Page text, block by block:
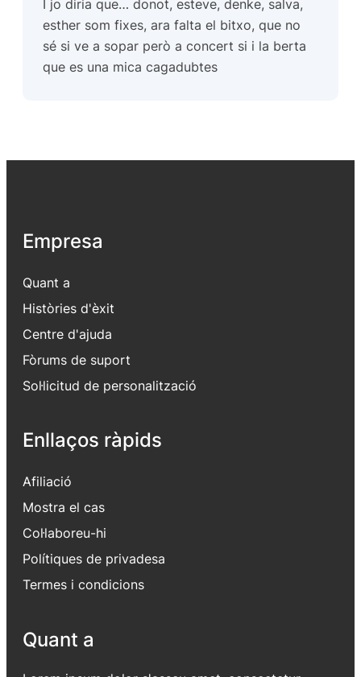
I jo diria que… donot, esteve, denke, salva,
esther som fixes, ara falta el bitxo, que no
sé si ve a sopar però a concert si i la berta
que es una mica cagadubtes
Empresa
Quant a
Històries d'èxit
Centre d'ajuda
Fòrums de suport
Sol·licitud de personalització
Enllaços ràpids
Afiliació
Mostra el cas
Col·laboreu-hi
Polítiques de privadesa
Termes i condicions
Quant a